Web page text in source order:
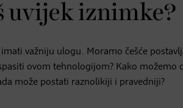
uvijek iznimke?
važniju ulogu. Moramo češće
ovom tehnologijom? Kako
može postati raznolikiji i pravedniji?